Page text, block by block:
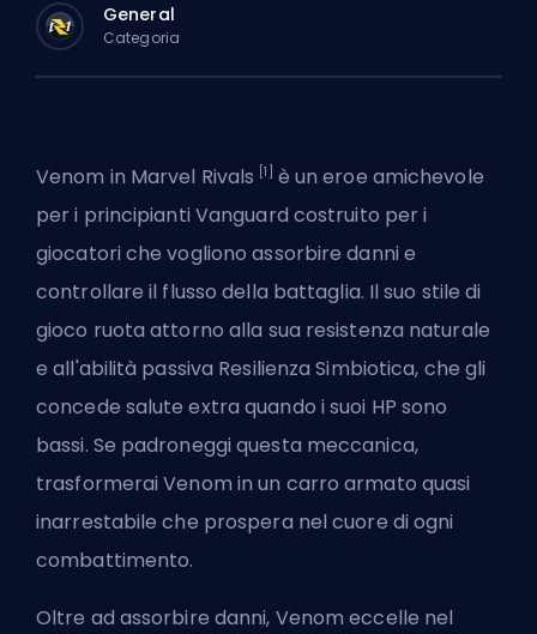
General
Categoria
Venom in Marvel Rivals [1]
è un eroe amichevole
per i principianti Vanguard costruito per i
giocatori che vogliono assorbire danni e
controllare il flusso della battaglia. Il suo stile di
gioco ruota attorno alla sua resistenza naturale
e all'abilità passiva Resilienza Simbiotica, che gli
concede salute extra quando i suoi HP sono
bassi. Se padroneggi questa meccanica,
trasformerai Venom in un carro armato quasi
inarrestabile che prospera nel cuore di ogni
combattimento.
Oltre ad assorbire danni, Venom eccelle nel